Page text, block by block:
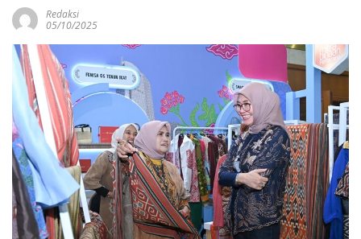
Redaksi
05/10/2025